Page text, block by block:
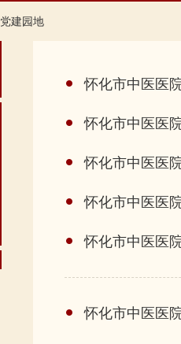
党建园地
怀化市中医医
怀化市中医医
怀化市中医医
怀化市中医医
怀化市中医医
怀化市中医医